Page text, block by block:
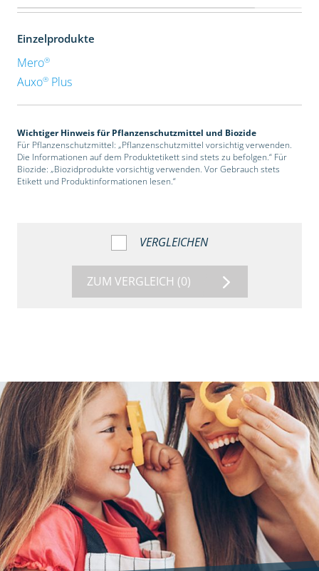
Einzelprodukte
Mero®
Auxo®Plus
Wichtiger Hinweis für Pflanzenschutzmittel und Biozide
Für Pflanzenschutzmittel: „Pflanzenschutzmittel vorsichtig verwenden.
Die Informationen auf dem Produktetikett sind stets zu befolgen.“ Für
Biozide: „Biozidprodukte vorsichtig verwenden. Vor Gebrauch stets
Etikett und Produktinformationen lesen.“
VERGLEICHEN
ZUM VERGLEICH (0)